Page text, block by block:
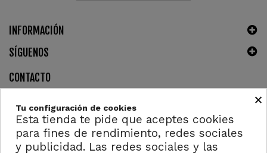
INFORMACIÓN
SÍGUENOS
CONTACTO
×
Tu configuración de cookies
Esta tienda te pide que aceptes cookies
para fines de rendimiento, redes sociales
y publicidad. Las redes sociales y las